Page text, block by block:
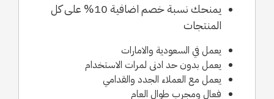
يمنحك نسبة خصم اضافية 10% على كل
المنتجات
يعمل في السعودية والامارات
يعمل بدون حد ادنى لمرات الاستخدام
يعمل مع العملاء الجدد والقدامي
فعال ومجرب طوال العام